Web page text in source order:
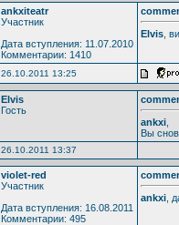
ankxiteatr
Участник
Дата вступления: 11.07.2010
Комментарии: 1410
Elvis ,
26.10.2011 13:25
Elvis
Гость
ankxi
Вы
26.10.2011 13:37
violet-red
Участник
Дата вступления: 16.08.2011
Комментарии: 495
ankxi ,